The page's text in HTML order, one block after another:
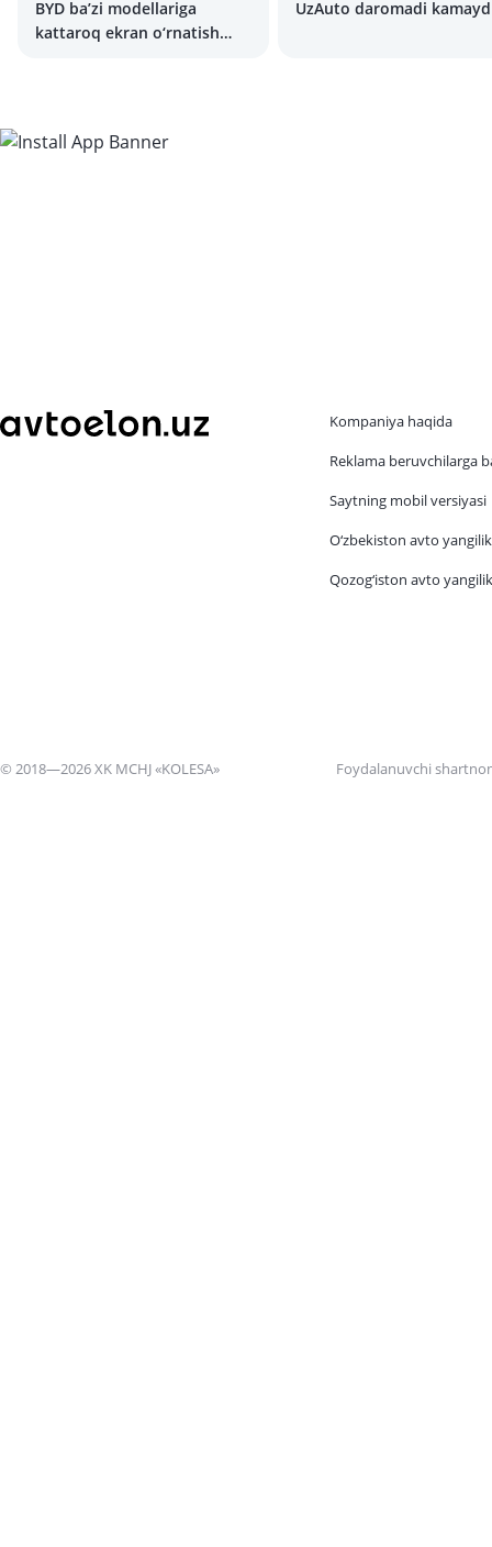
BYD ba’zi modellariga
kattaroq ekran o‘rnatish
UzAuto daromadi
Kompaniya haqida
Reklama beruvchilarga
Saytning mobil versiyasi
O‘zbekiston avto
Qozog‘iston avto
© 2018—2026 XK MCHJ «KOLESA» Foydalanuvchi